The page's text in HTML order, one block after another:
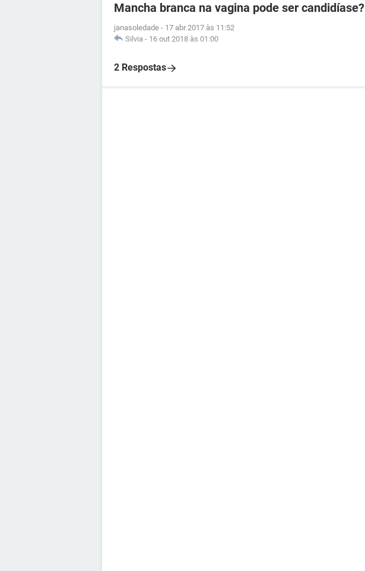
Mancha branca na vagina pode ser candidíase?
janasoledade - 17 abr 2017 às 11:52
Silvia - 16 out 2018 às 01:00
2 Respostas